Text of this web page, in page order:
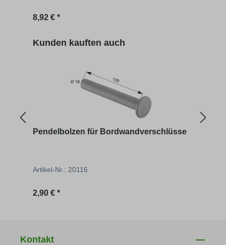
Regulärer Preis:
8,92 € *
Produktgalerie überspringen
Kunden kauften auch
Pendelbolzen für Bordwandverschlüsse
Artikel-Nr.: 20116
Regulärer Preis:
2,90 € *
Kontakt